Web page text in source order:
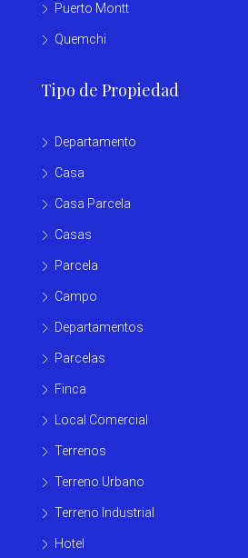
Puerto Montt
Quemchi
Tipo de Propiedad
Departamento
Casa
Casa Parcela
Casas
Parcela
Campo
Departamentos
Parcelas
Finca
Local Comercial
Terrenos
Terreno Urbano
Terreno Industrial
Hotel